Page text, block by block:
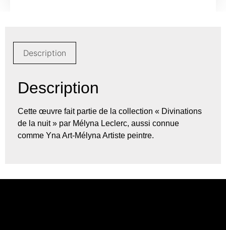
Description
Description
Cette œuvre fait partie de la collection « Divinations
de la nuit » par Mélyna Leclerc, aussi connue
comme Yna Art-Mélyna Artiste peintre.